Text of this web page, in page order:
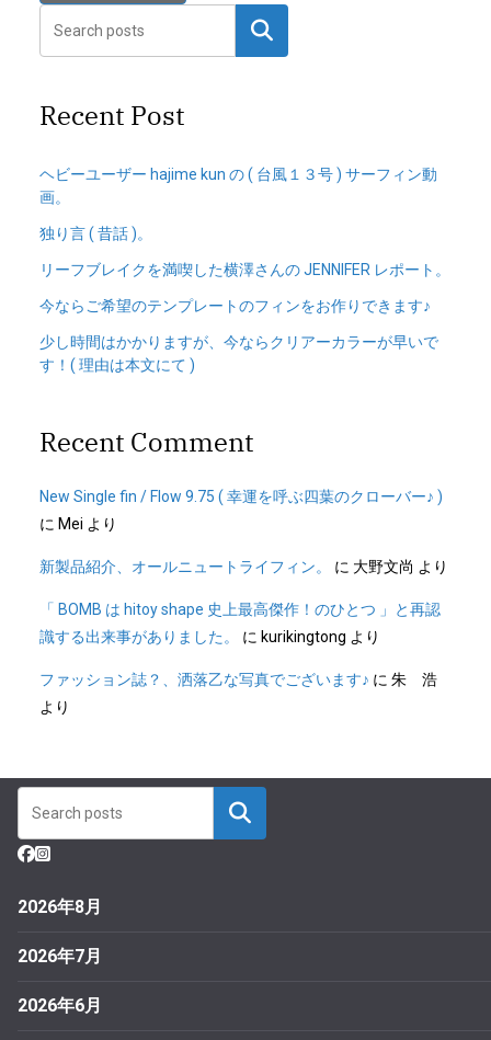
検索
Recent Post
ヘビーユーザー hajime kun の ( 台風１３号 ) サーフィン動
画。
独り言 ( 昔話 )。
リーフブレイクを満喫した横澤さんの JENNIFER レポート。
今ならご希望のテンプレートのフィンをお作りできます♪
少し時間はかかりますが、今ならクリアーカラーが早いで
す！( 理由は本文にて )
Recent Comment
New Single fin / Flow 9.75 ( 幸運を呼ぶ四葉のクローバー♪ )
に Mei より
新製品紹介、オールニュートライフィン。 に 大野文尚 より
「 BOMB は hitoy shape 史上最高傑作！のひとつ 」と再認
識する出来事がありました。
に kurikingtong より
ファッション誌？、洒落乙な写真でございます♪ に 朱 浩
より
2026年8月
2026年7月
2026年6月